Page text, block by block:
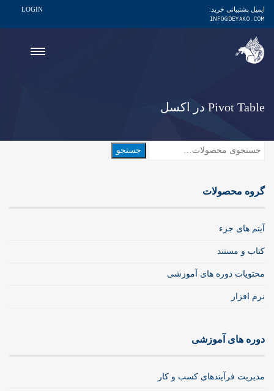
ایمیل پشتیبانی خرید:
INFO@DEYAKO.COM
LOGIN
Pivot Table در اکسل
جستجو
گروه محصولات
آیتم های جزء
کتاب و مستند
محتویات دوره های آموزشی
نرم افزار
دوره های آموزشی
مدیریت فرآیندهای کسب و کار